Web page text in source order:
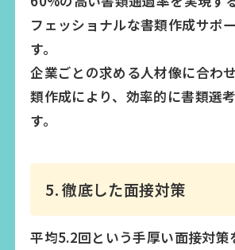
フェッショナルな書類作成サポ
す。
企業ごとの求める人材像に合わ
類作成により、効率的に書類選
す。
5. 徹底した面接対策
平均5.2回という手厚い面接対策